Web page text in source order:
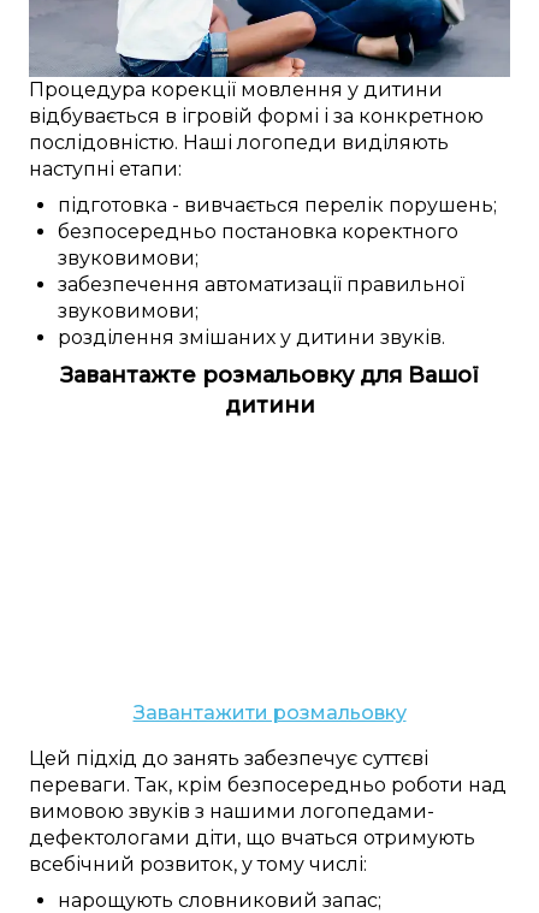
Процедура корекції мовлення у дитини
відбувається в ігровій формі і за конкретною
послідовністю. Наші логопеди виділяють
наступні етапи:
підготовка - вивчається перелік порушень;
безпосередньо постановка коректного
звуковимови;
забезпечення автоматизації правильної
звуковимови;
розділення змішаних у дитини звуків.
Завантажте розмальовку для Вашої
дитини
Завантажити розмальовку
Цей підхід до занять забезпечує суттєві
переваги. Так, крім безпосередньо роботи над
вимовою звуків з нашими логопедами-
дефектологами діти, що вчаться отримують
всебічний розвиток, у тому числі:
нарощують словниковий запас;